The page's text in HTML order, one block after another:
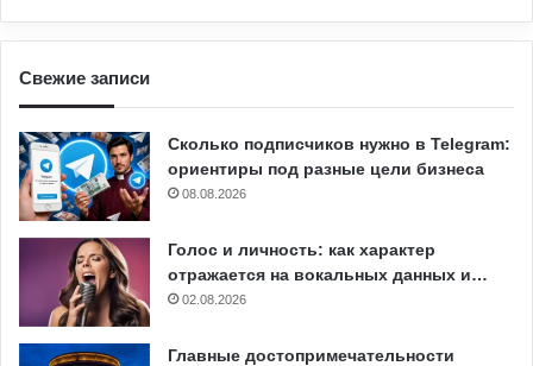
Свежие записи
Сколько подписчиков нужно в Telegram:
ориентиры под разные цели бизнеса
08.08.2026
Голос и личность: как характер
отражается на вокальных данных и…
02.08.2026
Главные достопримечательности